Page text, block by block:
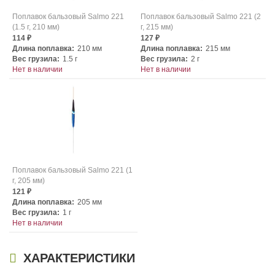
Поплавок бальзовый Salmo 221
(1.5 г, 210 мм)
114 ₽
Длина поплавка: 210 мм
Вес грузила: 1.5 г
Нет в наличии
Поплавок бальзовый Salmo 221 (2
г, 215 мм)
127 ₽
Длина поплавка: 215 мм
Вес грузила: 2 г
Нет в наличии
Поплавок бальзовый Salmo 221 (1
г, 205 мм)
121 ₽
Длина поплавка: 205 мм
Вес грузила: 1 г
Нет в наличии
ХАРАКТЕРИСТИКИ